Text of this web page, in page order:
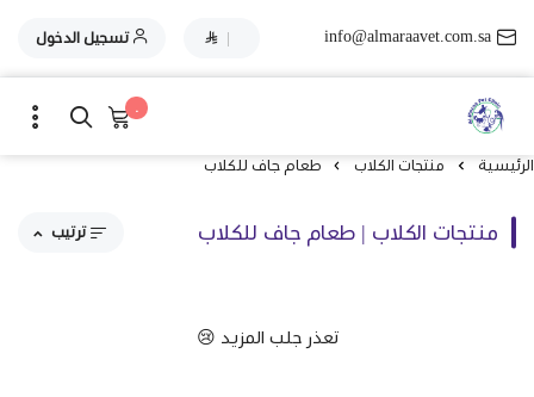
info@almaraavet.com.sa
| تسجيل الدخول
٠
الرئيسية منتجات الكلاب طعام جاف للكلاب
منتجات الكلاب | طعام جاف للكلاب ترتيب
الاكثر مبيعاً
تعذر جلب المزيد 😢